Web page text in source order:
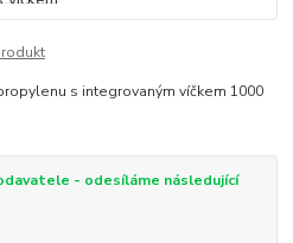
s integrovaným víčkem 1000
- odesíláme následující